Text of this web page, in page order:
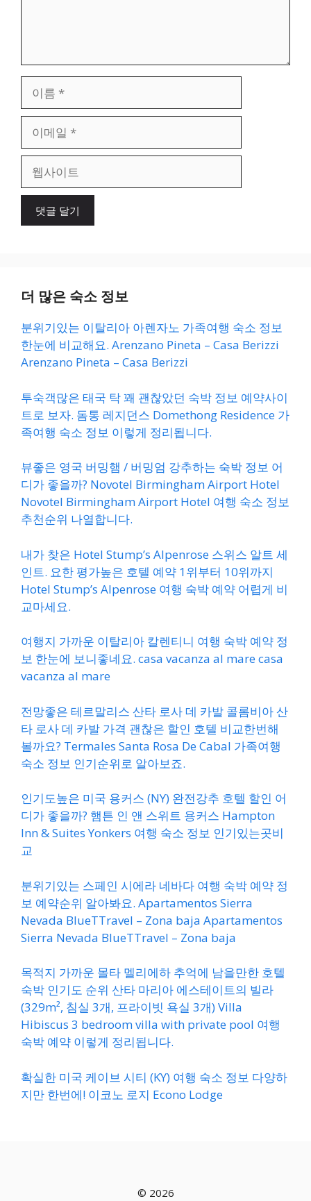
일
이
더 많은 숙소 정보
분위기있는 이탈리아 아렌자노 가족여행 숙소 정보
한눈에 비교해요. Arenzano Pineta – Casa Berizzi
Arenzano Pineta – Casa Berizzi
투숙객많은 태국 탁 꽤 괜찮았던 숙박 정보 예약사이
트로 보자. 돔통 레지던스 Domethong Residence 가
족여행 숙소 정보 이렇게 정리됩니다.
뷰좋은 영국 버밍햄 / 버밍엄 강추하는 숙박 정보 어
디가 좋을까? Novotel Birmingham Airport Hotel
Novotel Birmingham Airport Hotel 여행 숙소 정보
추천순위 나열합니다.
내가 찾은 Hotel Stump’s Alpenrose 스위스 알트 세
인트. 요한 평가높은 호텔 예약 1위부터 10위까지
Hotel Stump’s Alpenrose 여행 숙박 예약 어렵게 비
교마세요.
여행지 가까운 이탈리아 칼렌티니 여행 숙박 예약 정
보 한눈에 보니좋네요. casa vacanza al mare casa
vacanza al mare
전망좋은 테르말리스 산타 로사 데 카발 콜롬비아 산
타 로사 데 카발 가격 괜찮은 할인 호텔 비교한번해
볼까요? Termales Santa Rosa De Cabal 가족여행
숙소 정보 인기순위로 알아보죠.
인기도높은 미국 용커스 (NY) 완전강추 호텔 할인 어
디가 좋을까? 햄튼 인 앤 스위트 용커스 Hampton
Inn & Suites Yonkers 여행 숙소 정보 인기있는곳비
교
분위기있는 스페인 시에라 네바다 여행 숙박 예약 정
보 예약순위 알아봐요. Apartamentos Sierra
Nevada BlueTTravel – Zona baja Apartamentos
Sierra Nevada BlueTTravel – Zona baja
목적지 가까운 몰타 멜리에하 추억에 남을만한 호텔
숙박 인기도 순위 산타 마리아 에스테이트의 빌라
(329m², 침실 3개, 프라이빗 욕실 3개) Villa
Hibiscus 3 bedroom villa with private pool 여행
숙박 예약 이렇게 정리됩니다.
확실한 미국 케이브 시티 (KY) 여행 숙소 정보 다양하
지만 한번에! 이코노 로지 Econo Lodge
© 2026